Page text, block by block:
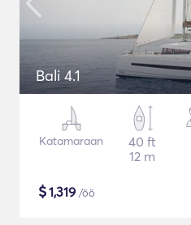
Bali 4.1
Katamaraan
40 ft
12 m
$1,319 /öö